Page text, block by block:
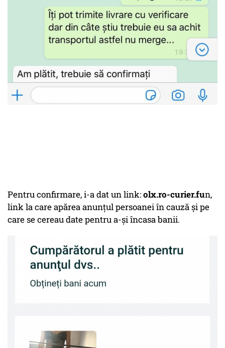
Pentru confirmare, i-a dat un link:olx.ro-curier.fun,
link la care apărea anunțul persoanei în cauză și pe
care se cereau date pentru a-și încasa banii.